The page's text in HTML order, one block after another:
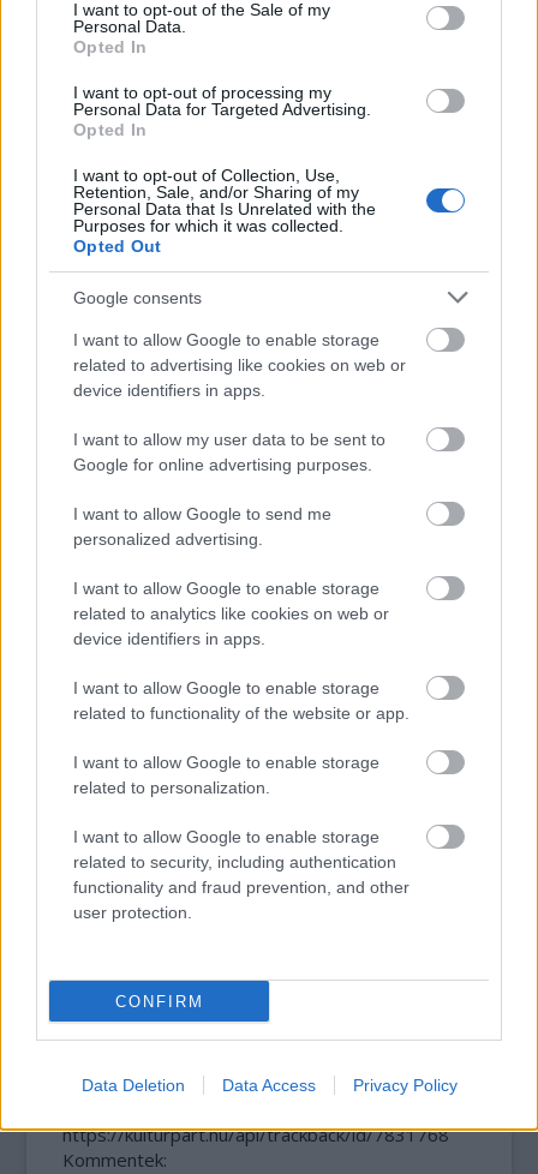
I want to opt-out of the Sale of my
Personal Data.
Opted In
I want to opt-out of processing my
Personal Data for Targeted Advertising.
Opted In
I want to opt-out of Collection, Use,
Retention, Sale, and/or Sharing of my
Personal Data that Is Unrelated with the
Purposes for which it was collected.
Opted Out
Google consents
I want to allow Google to enable storage
related to advertising like cookies on web or
device identifiers in apps.
I want to allow my user data to be sent to
Google for online advertising purposes.
I want to allow Google to send me
personalized advertising.
I want to allow Google to enable storage
related to analytics like cookies on web or
device identifiers in apps.
I want to allow Google to enable storage
related to functionality of the website or app.
I want to allow Google to enable storage
related to personalization.
I want to allow Google to enable storage
related to security, including authentication
functionality and fraud prevention, and other
user protection.
CONFIRM
Data Deletion Data Access Privacy Policy
pedig az Olympia című művet mutatja be. A
főbb szerepekben ugyancsak népszerű
művészek lépnek színpadra, így Gáspár
Sándor, Pokorny Lia, Mucsi Zoltán, Csákányi
Eszter, Jordán Adél, Elek Ferenc, Ráckevei
Anna, Horváth Lajos Ottó, Györgyi Anna és
Bán János.
AZ EMBERSÉG ÜNNEPE
VECSEI H. MIKLÓS A ZSÁMBÉKI NYÁRI
SZÍNHÁZRÓL
MUCSI ZOLTÁN VISSZATÉR – EGY ÉLETEM
https://kulturpart.hu/api/trackback/id/7831768
Kommentek: